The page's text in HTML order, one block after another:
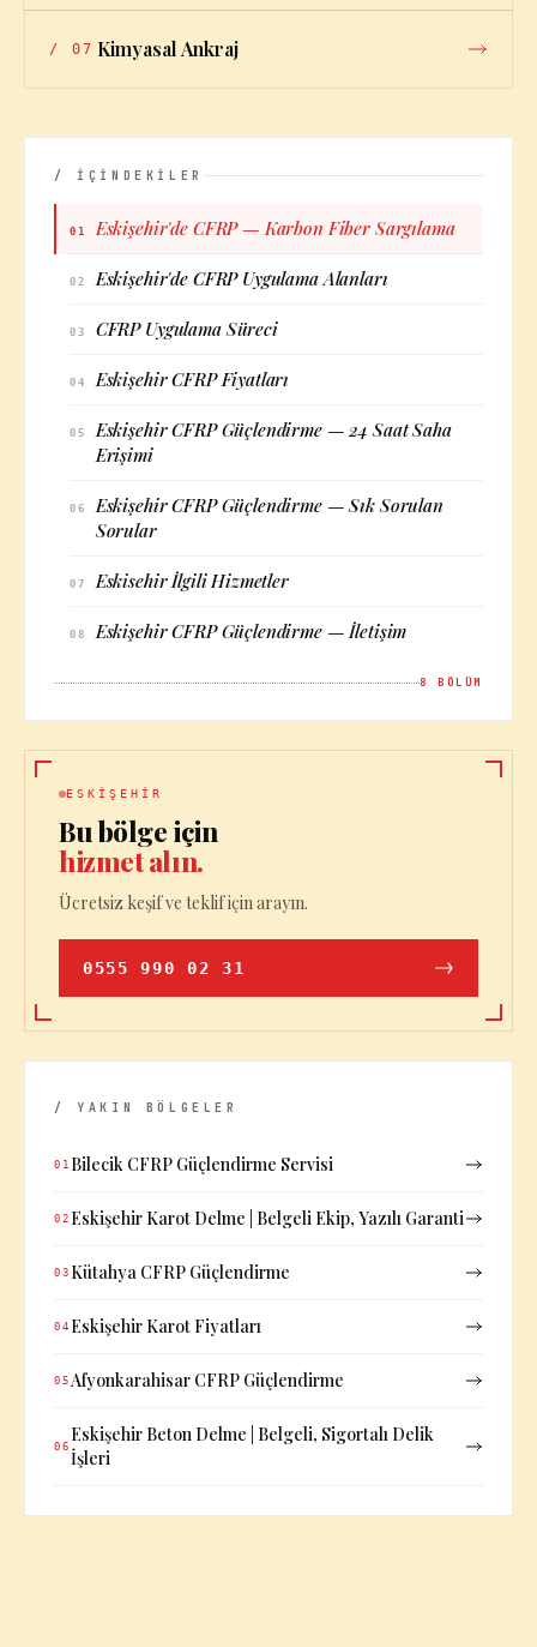
/ 07 Kimyasal Ankraj
/ İÇİNDEKİLER
01 Eskişehir'de CFRP — Karbon Fiber Sargılama
02 Eskişehir'de CFRP Uygulama Alanları
03 CFRP Uygulama Süreci
04 Eskişehir CFRP Fiyatları
05
Eskişehir CFRP Güçlendirme — 24 Saat Saha
Erişimi
06
Eskişehir CFRP Güçlendirme — Sık Sorulan
Sorular
07 Eskisehir İlgili Hizmetler
08 Eskişehir CFRP Güçlendirme — İletişim
8 BÖLÜM
ESKIŞEHIR
Bu bölge için
hizmet alın.
Ücretsiz keşif ve teklif için arayın.
0555 990 02 31
/ YAKIN BÖLGELER
01 Bilecik CFRP Güçlendirme Servisi
02 Eskişehir Karot Delme | Belgeli Ekip, Yazılı Garanti
03 Kütahya CFRP Güçlendirme
04 Eskişehir Karot Fiyatları
05 Afyonkarahisar CFRP Güçlendirme
06
Eskişehir Beton Delme | Belgeli, Sigortalı Delik
İşleri